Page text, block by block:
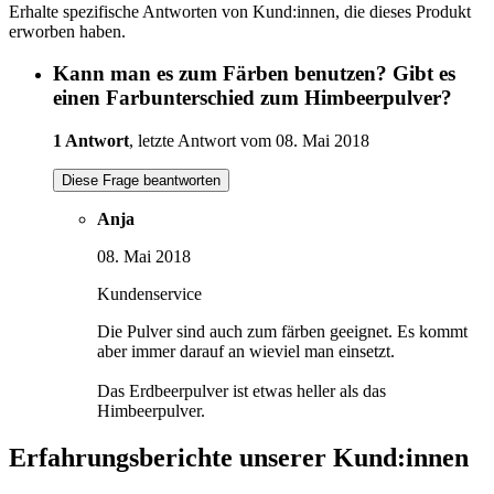
Erhalte spezifische Antworten von Kund:innen, die dieses Produkt
erworben haben.
Kann man es zum Färben benutzen? Gibt es
einen Farbunterschied zum Himbeerpulver?
1 Antwort, letzte Antwort vom 08. Mai 2018
Diese Frage beantworten
Anja
08. Mai 2018
Kundenservice
Die Pulver sind auch zum färben geeignet. Es kommt
aber immer darauf an wieviel man einsetzt.
Das Erdbeerpulver ist etwas heller als das
Himbeerpulver.
Erfahrungsberichte unserer Kund:innen